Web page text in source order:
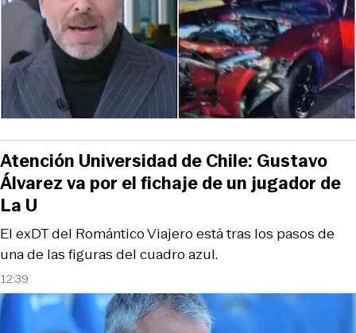
12:39
El exDT del Romántico Viajero está tras los pasos de
una de las figuras del cuadro azul.
Atención Universidad de Chile: Gustavo
Álvarez va por el fichaje de un jugador de
La U